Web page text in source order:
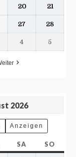
20 21
27 28
4 5
2026
SA SO